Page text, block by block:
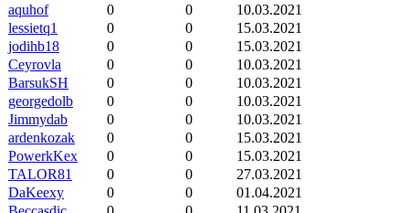
aquhof
0 0
10.03.2021
lessietq1
0 0
15.03.2021
jodihb18
0 0
15.03.2021
Ceyrovla
0 0
10.03.2021
BarsukSH
0 0
10.03.2021
georgedolb
0 0
10.03.2021
Jimmydab
0 0
10.03.2021
ardenkozak
0 0
15.03.2021
PowerkKex
0 0
15.03.2021
TALOR81
0 0
27.03.2021
DaKeexy
0 0
01.04.2021